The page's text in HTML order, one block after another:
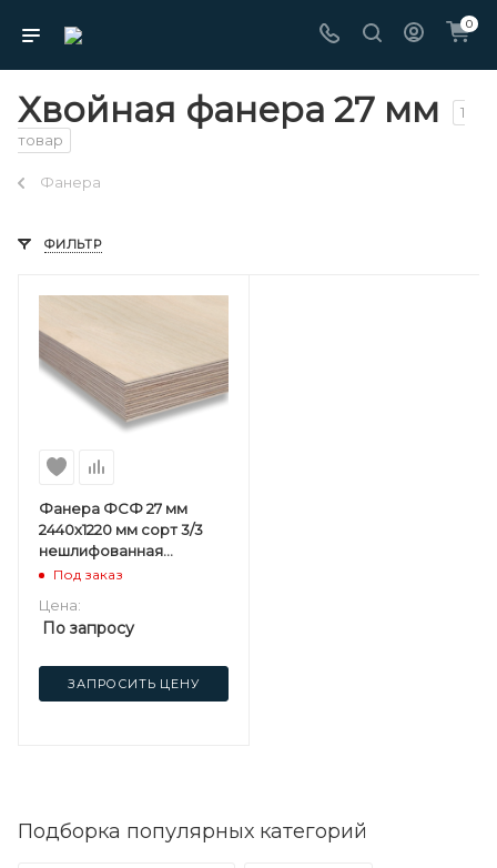
0
Хвойная фанера 27 мм
1
товар
Фанера
ФИЛЬТР
Фанера ФСФ 27 мм
2440х1220 мм сорт 3/3
нешлифованная
хвойная
Под заказ
Цена:
По запросу
ЗАПРОСИТЬ ЦЕНУ
Подборка популярных категорий